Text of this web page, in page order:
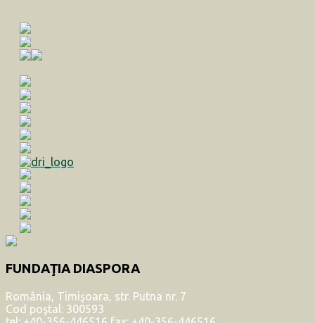
FUNDAŢIA DIASPORA
România, Timişoara, str. Putna nr. 7
Cod poştal: 300593